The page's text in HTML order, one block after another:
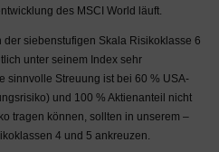
des MSCI World läuft.
der siebenstufigen Skala Risikoklasse 6
unter seinem Index sehr
sinnvolle Streuung ist bei 60 % USA-
und 100 % Aktienanteil nicht
tragen können, sollten in unserem –
4 und 5 ankreuzen.
Informationen
Verkaufen von
zu
Wir weisen
dass der
Wertpapieren
Risiken, bis hin